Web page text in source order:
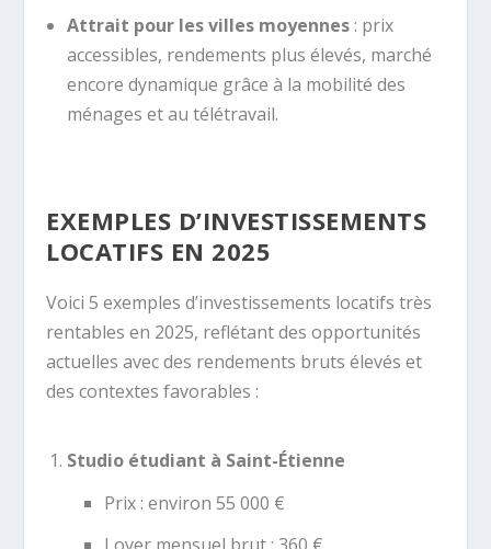
Attrait pour les villes moyennes: prix
accessibles, rendements plus élevés, marché
encore dynamique grâce à la mobilité des
ménages et au télétravail.
EXEMPLES D’INVESTISSEMENTS
LOCATIFS EN 2025
Voici 5 exemples d’investissements locatifs très
rentables en 2025, reflétant des opportunités
actuelles avec des rendements bruts élevés et
des contextes favorables :
Studio étudiant à Saint-Étienne
Prix : environ 55 000 €